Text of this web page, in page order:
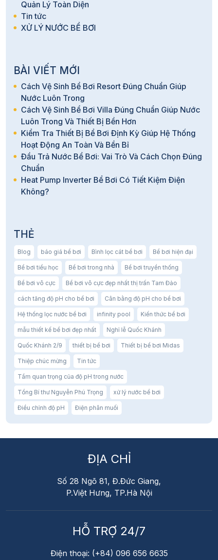
Quản Lý Toàn Diện
Tin tức
XỬ LÝ NƯỚC BỂ BƠI
BÀI VIẾT MỚI
Cách Vệ Sinh Bể Bơi Resort Đúng Chuẩn Giúp
Nước Luôn Trong
Cách Vệ Sinh Bể Bơi Villa Đúng Chuẩn Giúp Nước
Luôn Trong Và Thiết Bị Bền Hơn
Kiểm Tra Thiết Bị Bể Bơi Định Kỳ Giúp Hệ Thống
Hoạt Động An Toàn Và Bền Bỉ
Đầu Trả Nước Bể Bơi: Vai Trò Và Cách Chọn Đúng
Chuẩn
Heat Pump Inverter Bể Bơi Có Tiết Kiệm Điện
Không?
THẺ
Blog báo giá bể bơi Bình lọc cát bể bơi Bể bơi hiện đại
Bể bơi tiểu học Bể bơi trong nhà Bể bơi truyền thống
Bể bơi vô cực Bể bơi vô cực đẹp nhất thị trấn Tam Đảo
cách tăng độ pH cho bể bơi Cân bằng độ pH cho bể bơi
Hệ thống lọc nước bể bơi infinity pool Kiến thức bể bơi
mẫu thiết kế bể bơi đẹp nhất Nghỉ lễ Quốc Khánh
Quốc Khánh 2/9 thiết bị bể bơi Thiết bị bể bơi Midas
Thiệp chúc mừng Tin tức
Tầm quan trọng của độ pH trong nước
Tổng Bí thư Nguyễn Phú Trọng xử lý nước bể bơi
Điều chỉnh độ pH Điện phân muối
ĐỊA CHỈ
Số 28 Ngõ 81, Đ.Đức Giang,
P.Việt Hưng, TP.Hà Nội
HỖ TRỢ 24/7
Điện thoại: (+84) 096 656 6635